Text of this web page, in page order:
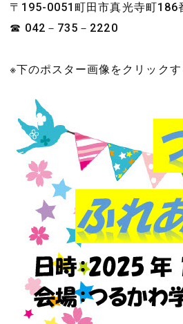
〒195-0051町田市真光寺町
☎ 042－735－2220
※下のポスター画像をクリック